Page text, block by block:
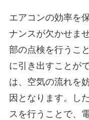
エアコンの効率を
ナンスが欠かせま
部の点検を行うこ
に引き出すことが
は、空気の流れを
因となります。し
スを行うことで、